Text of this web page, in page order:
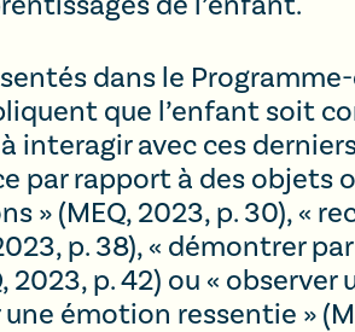
dans le
que l’enfant soit
avec ces
par rapport à des objets
» (MEQ, 2023, p. 30), «
p. 38), « démontrer
2023, p. 42) ou «
émotion ressentie »